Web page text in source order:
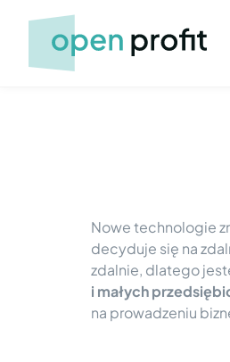
Nowe technologie
decyduje się na
zdalnie, dlatego
i małych
na prowadzeniu